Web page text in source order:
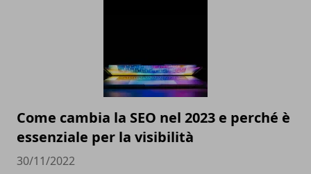
Come cambia la SEO nel 2023 e perché è
essenziale per la visibilità
30/11/2022